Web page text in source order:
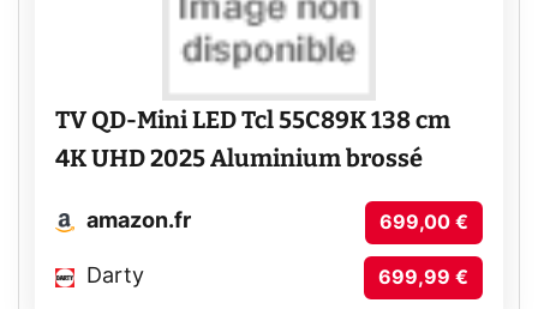
TV QD-Mini LED Tcl 55C89K 138 cm
4K UHD 2025 Aluminium brossé
amazon.fr 699,00 €
Darty 699,99 €